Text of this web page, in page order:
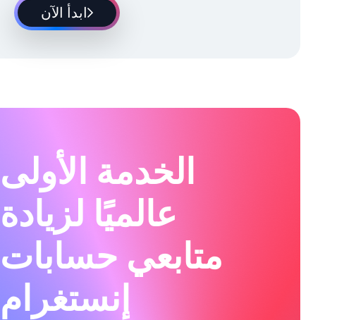
ابدأ الآن
الخدمة الأولى
عالميًا لزيادة
متابعي حسابات
إنستغرام